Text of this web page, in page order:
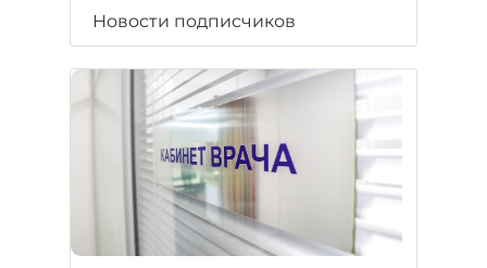
Новости подписчиков